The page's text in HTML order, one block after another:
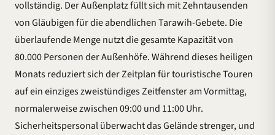
vollständig. Der Außenplatz füllt sich mit Zehntausenden
von Gläubigen für die abendlichen Tarawih-Gebete. Die
überlaufende Menge nutzt die gesamte Kapazität von
80.000 Personen der Außenhöfe. Während dieses heiligen
Monats reduziert sich der Zeitplan für touristische Touren
auf ein einziges zweistündiges Zeitfenster am Vormittag,
normalerweise zwischen 09:00 und 11:00 Uhr.
Sicherheitspersonal überwacht das Gelände strenger, und